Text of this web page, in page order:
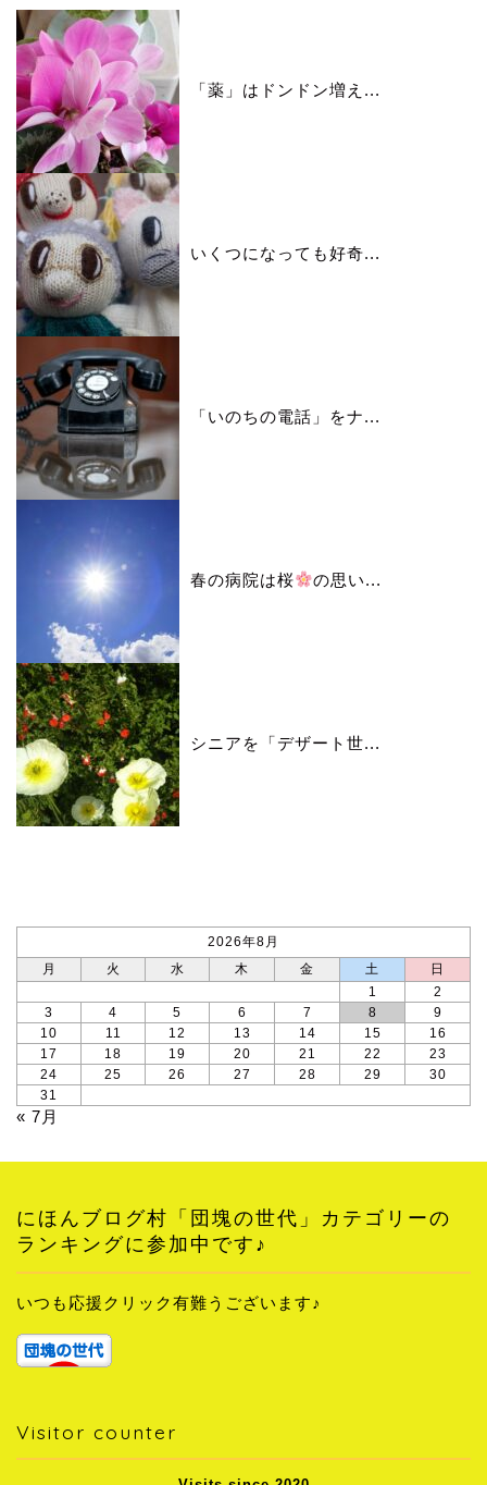
「薬」はドンドン増え...
いくつになっても好奇...
「いのちの電話」をナ...
春の病院は桜 の思い...
シニアを「デザート世...
2026年8月
月
火 水 木 金 土
日
1
2
3
4 5 6 7 8
9
10
11 12 13 14 15
16
17
18 19 20 21 22
23
24
25 26 27 28 29
30
31
« 7月
にほんブログ村「団塊の世代」カテゴリーの
ランキングに参加中です♪
いつも応援クリック有難うございます♪
Visitor counter